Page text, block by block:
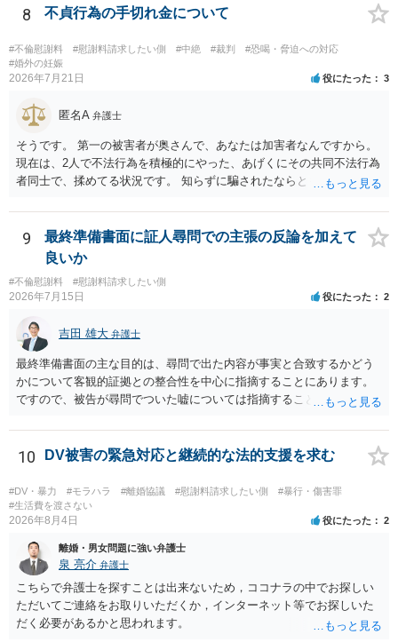
り変わらないように思います。減額で折り合えるなら本人様の交渉で
もよいように思いますが，ゼロかどうかの観点であれば，訴訟に進む
しかなくなるようにも思います。そうしますと，お近くの弁護士に相
談して進めることを検討した方がよいようにも思います。
すめします。
8 不貞行為の手切れ金について
#不倫慰謝料 #慰謝料請求したい側 #中絶 #裁判
#恐喝・脅迫への対応
#婚外の妊娠
2026年7月21日 役にたった 3
匿名A 弁護士
そうです。 第一の被害者が奥さんで、あなたは加害者なんですから。
現在は、2人で不法行為を積極的にやった、あげくにその共同不法行為
者同士で、揉めてる状況です。 知らずに騙されたならともか
というだけですから。
9
最終準備書面に証人尋問での主張の反論を加えて
良いか
#不倫慰謝料 #慰謝料請求したい側
2026年7月15日 役にたった 2
吉田 雄大 弁護士
最終準備書面の主な目的は、尋問で出た内容が事実と合致するかどう
かについて客観的証拠との整合性を中心に指摘することにあります。
ですので、被告が尋問でついた嘘については指摘することが大切で
事実でないとの指摘をすることも必要です。 これらの点について最終
準備書面で的確な指摘ができれば裁判所の理解も深まると思います
が、和解のときに裁判所から開示された金額からさらに判決金額が増
えるかどうかは、裁判官の個性に依る点が大きいので、何ともいえま
せん。
10 DV被害の緊急対応と継続的な法的支援を求む
#DV・暴力 #モラハラ #離婚協議 #慰謝料請求したい側
#暴行・傷害罪
#生活費を渡さない
2026年8月4日 役にたった 2
離婚・男女問題に強い弁護士
泉 亮介 弁護士
こちらで弁護士を探すことは出来ないため，ココナラの中でお探しい
ただいてご連絡をお取りいただくか，インターネット等でお探しいた
だく必要があるかと思われます。